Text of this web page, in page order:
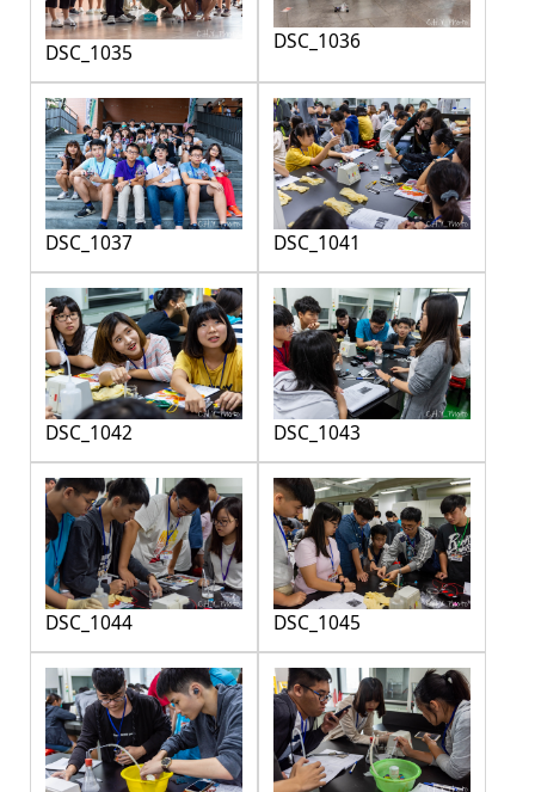
DSC_1035 DSC_1036
DSC_1037 DSC_1041
DSC_1042 DSC_1043
DSC_1044 DSC_1045